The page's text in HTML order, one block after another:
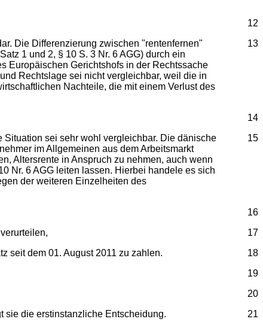
12
13
Die Differenzierung zwischen "rentenfernen"
1 und 2, § 10 S. 3 Nr. 6 AGG) durch ein
Europäischen Gerichtshofs in der Rechtssache
Rechtslage sei nicht vergleichbar, weil die in
Nachteile, die mit einem Verlust des
14
15
sei sehr wohl vergleichbar. Die dänische
im Allgemeinen aus dem Arbeitsmarkt
Altersrente in Anspruch zu nehmen, auch wenn
Nr. 6 AGG leiten lassen. Hierbei handele es sich
der weiteren Einzelheiten des
16
17
18
seit dem 01. August 2011 zu zahlen.
19
20
21
sie die erstinstanzliche Entscheidung.